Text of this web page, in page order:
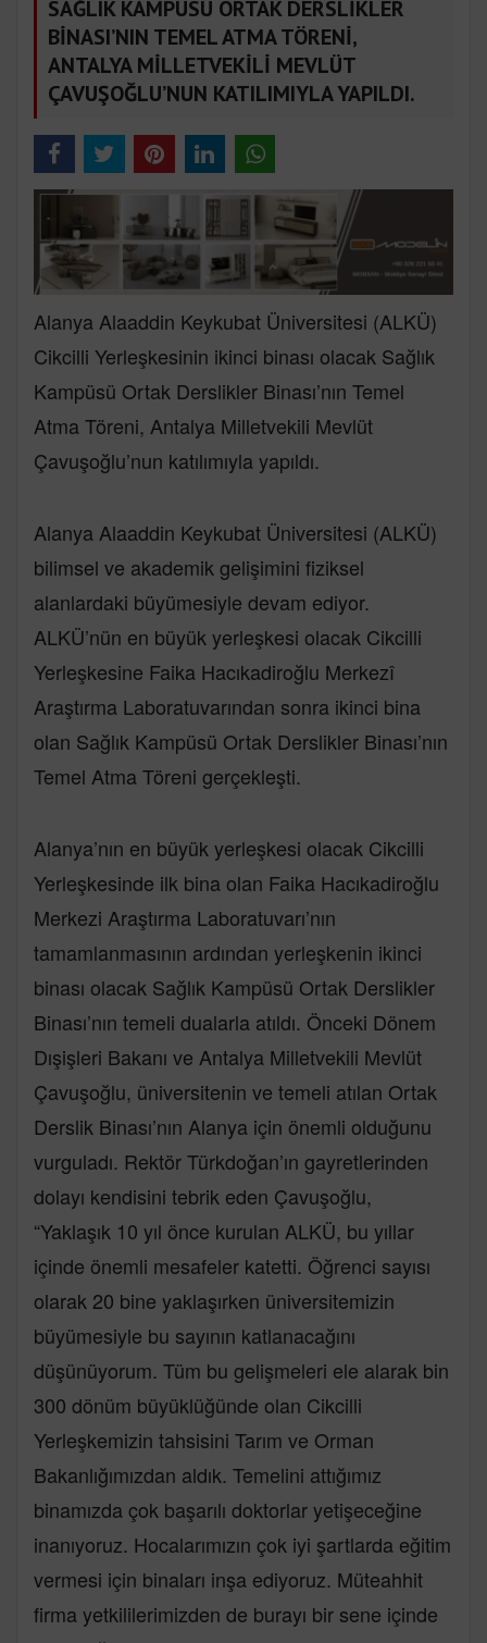
SAĞLIK KAMPÜSÜ ORTAK DERSLİKLER
BİNASI’NIN TEMEL ATMA TÖRENİ,
ANTALYA MİLLETVEKİLİ MEVLÜT
ÇAVUŞOĞLU’NUN KATILIMIYLA YAPILDI.
Alanya Alaaddin Keykubat Üniversitesi (ALKÜ)
Cikcilli Yerleşkesinin ikinci binası olacak Sağlık
Kampüsü Ortak Derslikler Binası’nın Temel
Atma Töreni, Antalya Milletvekili Mevlüt
Çavuşoğlu’nun katılımıyla yapıldı.
Alanya Alaaddin Keykubat Üniversitesi (ALKÜ)
bilimsel ve akademik gelişimini fiziksel
alanlardaki büyümesiyle devam ediyor.
ALKÜ’nün en büyük yerleşkesi olacak Cikcilli
Yerleşkesine Faika Hacıkadiroğlu Merkezî
Araştırma Laboratuvarından sonra ikinci bina
olan Sağlık Kampüsü Ortak Derslikler Binası’nın
Temel Atma Töreni gerçekleşti.
Alanya’nın en büyük yerleşkesi olacak Cikcilli
Yerleşkesinde ilk bina olan Faika Hacıkadiroğlu
Merkezi Araştırma Laboratuvarı’nın
tamamlanmasının ardından yerleşkenin ikinci
binası olacak Sağlık Kampüsü Ortak Derslikler
Binası’nın temeli dualarla atıldı. Önceki Dönem
Dışişleri Bakanı ve Antalya Milletvekili Mevlüt
Çavuşoğlu, üniversitenin ve temeli atılan Ortak
Derslik Binası’nın Alanya için önemli olduğunu
vurguladı. Rektör Türkdoğan’ın gayretlerinden
dolayı kendisini tebrik eden Çavuşoğlu,
“Yaklaşık 10 yıl önce kurulan ALKÜ, bu yıllar
içinde önemli mesafeler katetti. Öğrenci sayısı
olarak 20 bine yaklaşırken üniversitemizin
büyümesiyle bu sayının katlanacağını
düşünüyorum. Tüm bu gelişmeleri ele alarak bin
300 dönüm büyüklüğünde olan Cikcilli
Yerleşkemizin tahsisini Tarım ve Orman
Bakanlığımızdan aldık. Temelini attığımız
binamızda çok başarılı doktorlar yetişeceğine
inanıyoruz. Hocalarımızın çok iyi şartlarda eğitim
vermesi için binaları inşa ediyoruz. Müteahhit
firma yetkililerimizden de burayı bir sene içinde